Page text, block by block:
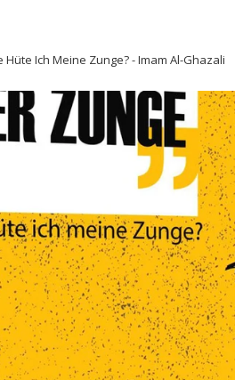
Ich Meine Zunge? - Imam Al-Ghazali